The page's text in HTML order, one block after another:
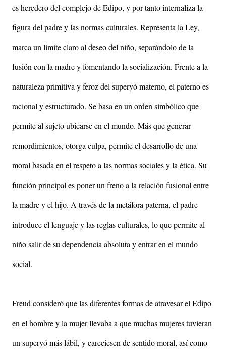
es heredero del complejo de Edipo, y por tanto internaliza la
figura del padre y las normas culturales. Representa la Ley,
marca un límite claro al deseo del niño, separándolo de la
fusión con la madre y fomentando la socialización. Frente a la
naturaleza primitiva y feroz del superyó materno, el paterno es
racional y estructurado. Se basa en un orden simbólico que
permite al sujeto ubicarse en el mundo. Más que generar
remordimientos, otorga culpa, permite el desarrollo de una
moral basada en el respeto a las normas sociales y la ética. Su
función principal es poner un freno a la relación fusional entre
la madre y el hijo. A través de la metáfora paterna, el padre
introduce el lenguaje y las reglas culturales, lo que permite al
niño salir de su dependencia absoluta y entrar en el mundo
social.
Freud consideró que las diferentes formas de atravesar el Edipo
en el hombre y la mujer llevaba a que muchas mujeres tuvieran
un superyó más lábil, y careciesen de sentido moral, así como